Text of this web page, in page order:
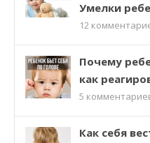
Умелки
12
Почему
как
5
Как себя